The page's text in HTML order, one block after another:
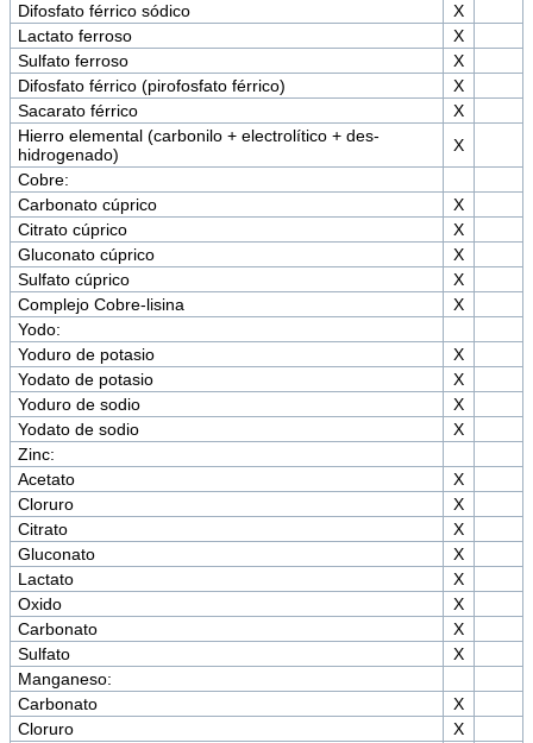
Difosfato férrico sódico
X
Lactato ferroso
X
Sulfato ferroso
X
Difosfato férrico (pirofosfato férrico)
X
Sacarato férrico
X
Hierro elemental (carbonilo + electrolítico + des-
hidrogenado)
X
Cobre:
Carbonato cúprico
X
Citrato cúprico
X
Gluconato cúprico
X
Sulfato cúprico
X
Complejo Cobre-lisina
X
Yodo:
Yoduro de potasio
X
Yodato de potasio
X
Yoduro de sodio
X
Yodato de sodio
X
Zinc:
Acetato
X
Cloruro
X
Citrato
X
Gluconato
X
Lactato
X
Oxido
X
Carbonato
X
Sulfato
X
Manganeso:
Carbonato
X
Cloruro
X